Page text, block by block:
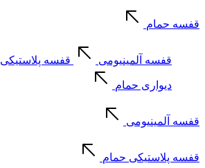
قفسه حمام
قفسه آلمینیومی قفسه
دیواری حمام
قفسه آلمینیومی
قفسه پلاستیکی حمام